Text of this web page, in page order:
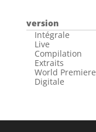
version
Intégrale
Live
Compilation
Extraits
World Premiere
Digitale